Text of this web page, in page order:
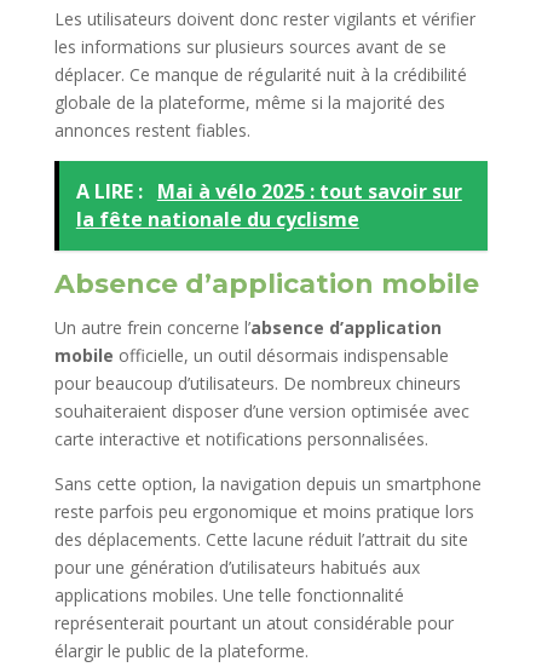
Les utilisateurs doivent donc rester vigilants et vérifier
les informations sur plusieurs sources avant de se
déplacer. Ce manque de régularité nuit à la crédibilité
globale de la plateforme, même si la majorité des
annonces restent fiables.
A LIRE : Mai à vélo 2025 : tout savoir sur
la fête nationale du cyclisme
Absence d’application mobile
Un autre frein concerne l’absence d’application
mobile officielle, un outil désormais indispensable
pour beaucoup d’utilisateurs. De nombreux chineurs
souhaiteraient disposer d’une version optimisée avec
carte interactive et notifications personnalisées.
Sans cette option, la navigation depuis un smartphone
reste parfois peu ergonomique et moins pratique lors
des déplacements. Cette lacune réduit l’attrait du site
pour une génération d’utilisateurs habitués aux
applications mobiles. Une telle fonctionnalité
représenterait pourtant un atout considérable pour
élargir le public de la plateforme.